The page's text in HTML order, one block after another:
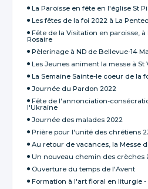
La Paroisse en fête en l'église St
Les fêtes de la foi 2022 à La
Fête de la Visitation en paroisse,
Rosaire
Pèlerinage à ND de Bellevue-14
Les Jeunes animent la messe à St
La Semaine Sainte-le coeur de la
Journée du Pardon 2022
Fête de l'annonciation-
l'Ukraine
Journée des malades 2022
Prière pour l'unité des chrétiens
Au retour de vacances, la Messe
Un nouveau chemin des crèches
Ouverture du temps de l'Avent
Formation à l'art floral en liturgie -